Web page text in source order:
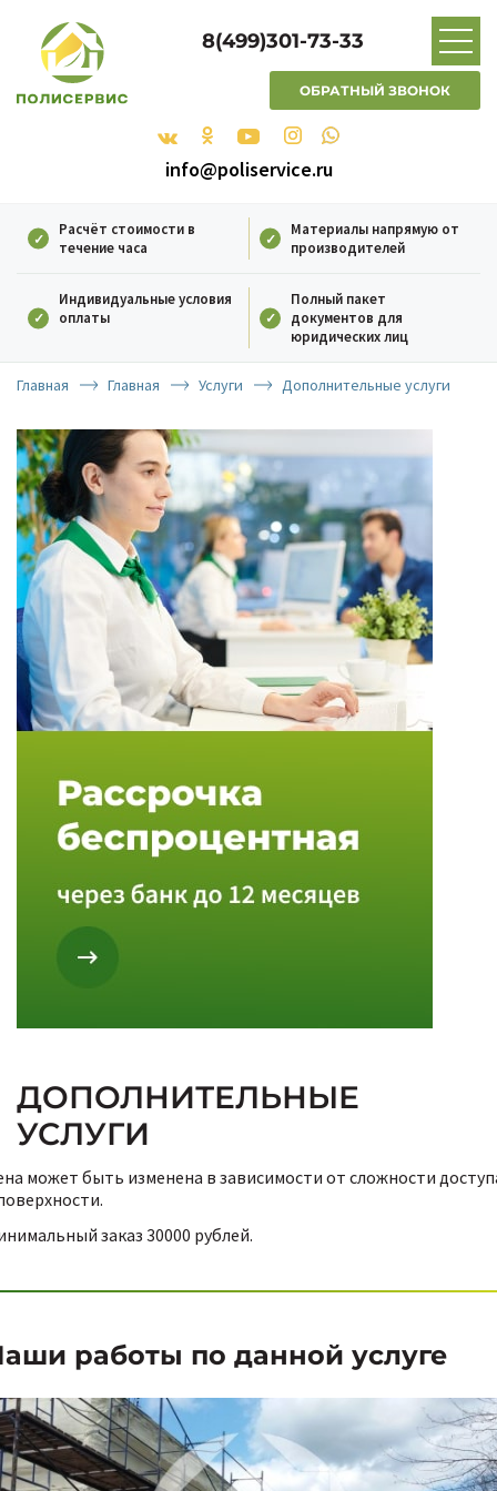
8(499)301-73-33
ОБРАТНЫЙ ЗВОНОК
info@poliservice.ru
Расчёт стоимости в
течение часа
Материалы напрямую от
производителей
Индивидуальные условия
оплаты
Полный пакет
документов для
юридических лиц
Главная Главная Услуги Дополнительные услуги
ДОПОЛНИТЕЛЬНЫЕ
УСЛУГИ
может быть изменена в зависимости от сложности
заказ 30000 рублей.
работы по данной услуге